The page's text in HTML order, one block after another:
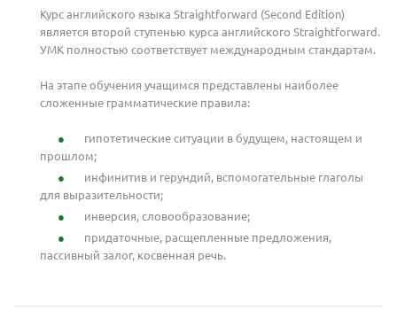
Курс английского языка Straightforward (Second Edition)
является второй ступенью курса английского Straightforward.
УМК полностью соответствует международным стандартам.
На этапе обучения учащимся представлены наиболее
сложенные грамматические правила:
гипотетические ситуации в будущем, настоящем и
прошлом;
инфинитив и герундий, вспомогательные глаголы
для выразительности;
инверсия, словообразование;
придаточные, расщепленные предложения,
пассивный залог, косвенная речь.
Ваш E-mail:
политикой
Ваш E-mail:
политикой